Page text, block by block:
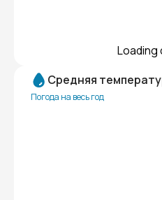
Loading
Средняя
Погода на весь год